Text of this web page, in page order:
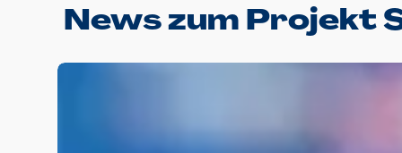
News zum Projekt